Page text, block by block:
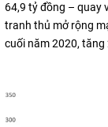
64,9 tỷ đồng – quay
tranh thủ mở rộng
cuối năm 2020, tăng